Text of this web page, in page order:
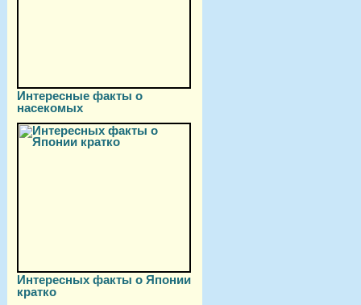
Интересные факты о
насекомых
Интересных факты о Японии
кратко